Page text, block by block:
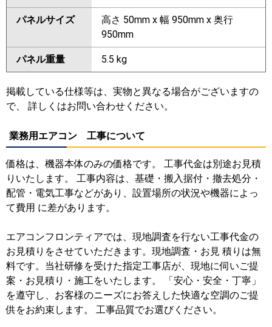
パネルサイズ
高さ 50mm x 幅 950mm x 奥行
950mm
パネル重量 5.5 kg
掲載している仕様等は、実物と異なる場合がございますの
で、 詳しくはお問い合わせください。
業務用エアコン 工事について
価格は、機器本体のみの価格です。 工事代金は別途お見積
りいたします。 工事内容は、基礎・搬入据付・撤去処分・
配管・電気工事などがあり、設置場所の状況や機器によっ
て費用 に差があります。
エアコンフロンティアでは、現地調査を行ない工事代金の
お見積りをさせていただきます。現地調査・お見 積りは無
料です。当社研修を受けた指定工事店が、現地に伺いご提
案・お見積り・施工をいたします。 「安心・安全・丁寧」
を遵守し、お客様のニーズにお答えした快適な空調のご提
供をお約束します。 工事品質でお選びください。